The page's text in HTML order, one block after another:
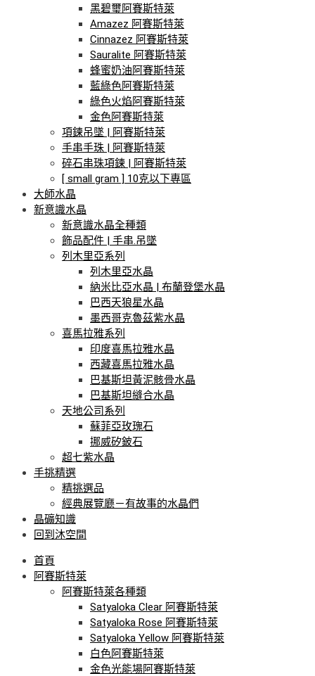
黑碧璽阿賽斯特萊
Amazez 阿賽斯特萊
Cinnazez 阿賽斯特萊
Sauralite 阿賽斯特萊
蜂蜜奶油阿賽斯特萊
藍綠色阿賽斯特萊
綠色火焰阿賽斯特萊
金色阿賽斯特萊
項鍊吊墜 | 阿賽斯特萊
手串手珠 | 阿賽斯特萊
碎石串珠項鍊 | 阿賽斯特萊
[ small gram ] 10克以下專區
大師水晶
新意識水晶
新意識水晶全種類
飾品配件 | 手串.吊墜
列木里亞系列
列木里亞水晶
納米比亞水晶 | 布蘭登堡水晶
巴西天狼星水晶
墨西哥克魯茲紫水晶
喜馬拉雅系列
印度喜馬拉雅水晶
西藏喜馬拉雅水晶
巴基斯坦黃泥骸骨水晶
巴基斯坦縫合水晶
天地公司系列
蘇菲亞玫瑰石
挪威矽鈹石
超七紫水晶
手挑精選
精挑選品
經典展覽廳－有故事的水晶們
晶礦知識
回到沐空間
首頁
阿賽斯特萊
阿賽斯特萊各種類
Satyaloka Clear 阿賽斯特萊
Satyaloka Rose 阿賽斯特萊
Satyaloka Yellow 阿賽斯特萊
白色阿賽斯特萊
金色光能場阿賽斯特萊